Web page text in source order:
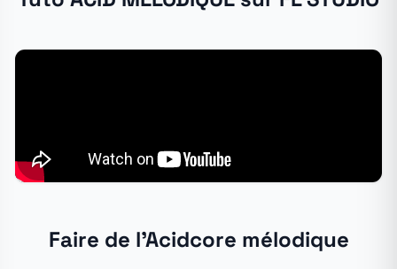
Faire de l'Acidcore mélodique